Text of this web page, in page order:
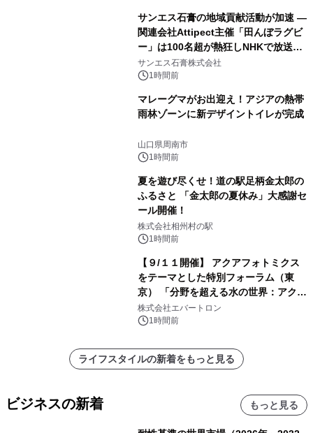
サンエス石膏の地域貢献活動が加速 ―
関連会社Attipect主催「田んぼラグビ
ー」は100名超が熱狂しNHKで放送さ
れました。
サンエス石膏株式会社
1時間前
マレーグマがお出迎え！アジアの熱帯
雨林ゾーンに新デザイントイレが完成
山口県周南市
1時間前
夏を遊び尽くせ！道の駅足柄金太郎の
ふるさと 「金太郎の夏休み」大感謝セ
ール開催！
株式会社相州村の駅
1時間前
【９/１１開催】 アクアフォトミクス
をテーマとした特別フォーラム（東
京） 「分野を超える水の世界：アクア
フォトミクスが切り拓く新しい科学の
地平」を開催
株式会社エバートロン
1時間前
ライフスタイルの新着をもっと見る
ビジネスの新着 もっと見る